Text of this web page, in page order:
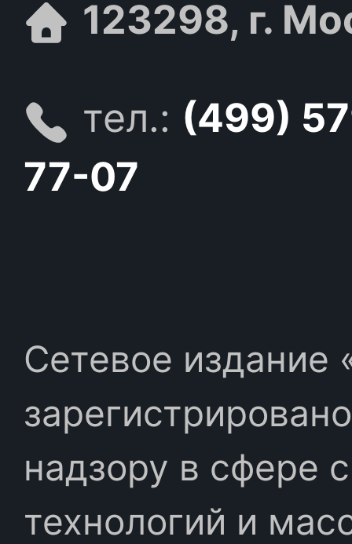
123298, г.
тел.: (499)
77-07
Сетевое издание
надзору в сфере
технологий и